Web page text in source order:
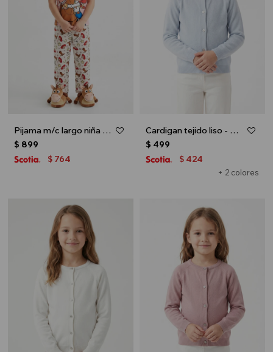
Pijama m/c largo niña toddler TOY STORY - Crudo
$ 899
$ 764
Cardigan tejido liso - Celeste
+ 2 colores
$ 499
$ 424